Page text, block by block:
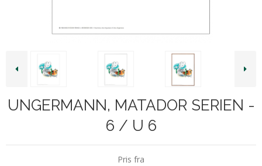
UNGERMANN, MATADOR SERIEN -
6 / U 6
Pris fra